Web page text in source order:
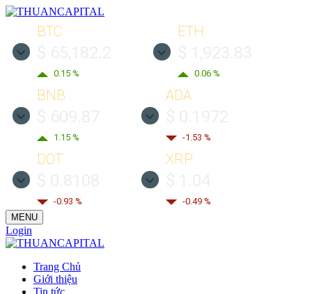
BTC
0.15 %
ETH
0.06 %
BNB
1.15 %
ADA
-1.53 %
DOT
-0.93 %
XRP
-0.49 %
MENU
Login
Trang Chủ
Giới thiệu
Tin tức